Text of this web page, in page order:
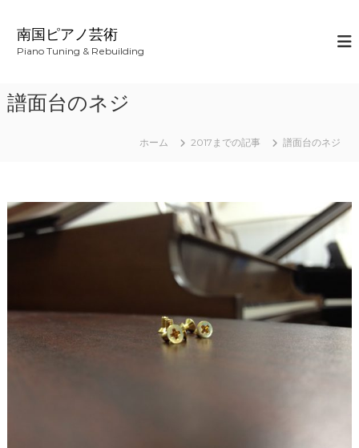
へ
ス
南国ピアノ芸術
Piano Tuning & Rebuilding
譜面台のネジ
ホーム 2017までの記事 譜面台のネジ